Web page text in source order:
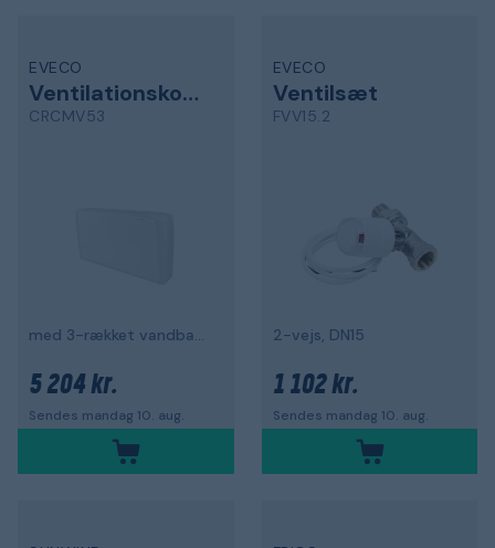
EVECO
Ventilationskonvektor
CRCMV53
med 3-rækket vandbatteri
5 204 kr.
Sendes mandag 10. aug.
EVECO
Ventilsæt
FVV15.2
2-vejs, DN15
1 102 kr.
Sendes mandag 10. aug.